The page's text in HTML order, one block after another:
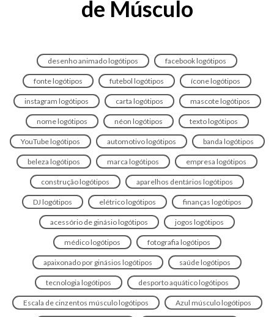
de Músculo
desenho animado logótipos facebook logótipos
fonte logótipos futebol logótipos ícone logótipos
instagram logótipos carta logótipos mascote logótipos
nome logótipos néon logótipos texto logótipos
YouTube logótipos automotivo logótipos banda logótipos
beleza logótipos marca logótipos empresa logótipos
construção logótipos aparelhos dentários logótipos
DJ logótipos elétrico logótipos finanças logótipos
acessório de ginásio logótipos jogos logótipos
médico logótipos fotografia logótipos
apaixonado por ginásios logótipos saúde logótipos
tecnologia logótipos desporto aquático logótipos
Escala de cinzentos músculo logótipos Azul músculo logótipos